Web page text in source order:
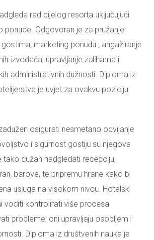
rad cijelog resorta uključujući
ponude. Odgovoran je za pružanje
marketing ponudu , angažiranje
izvođača, upravljanje zalihama i
administrativnih dužnosti. Diploma iz
je uvjet za ovakvu poziciju.
osigurati nesmetano odvijanje
i sigurnost gostiju su njegova
tako dužan nadgledati recepciju,
barove, te pripremu hrane kako bi
usluga na visokom nivou. Hotelski
voditi kontrolirati više procesa
probleme; oni upravljaju osobljem i
Diploma iz društvenih nauka je